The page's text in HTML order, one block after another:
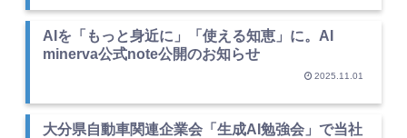
AIを「もっと身近に」「使える知恵」に。AI
minerva公式note公開のお知らせ
2025.11.01
大分県自動車関連企業会「生成AI勉強会」で当社